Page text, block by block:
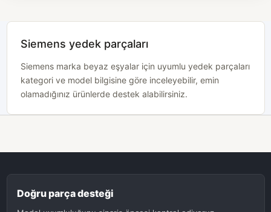
Siemens yedek parçaları
Siemens marka beyaz eşyalar için uyumlu yedek parçaları
kategori ve model bilgisine göre inceleyebilir, emin
olamadığınız ürünlerde destek alabilirsiniz.
Doğru parça desteği